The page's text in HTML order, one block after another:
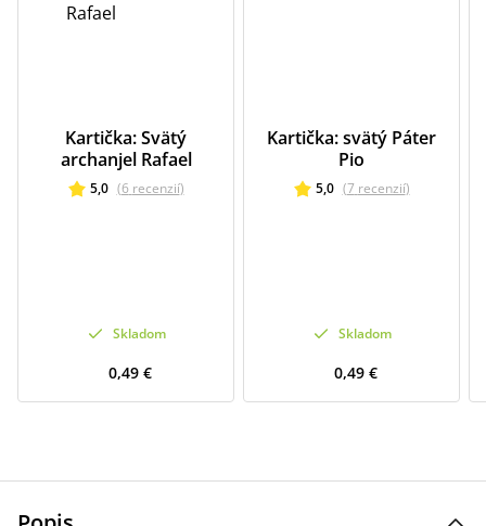
Kartička: Svätý
archanjel Rafael
5,0 (6 recenzií)
Skladom
0,49 €
Kartička: svätý Páter
Pio
5,0 (7 recenzií)
Skladom
0,49 €